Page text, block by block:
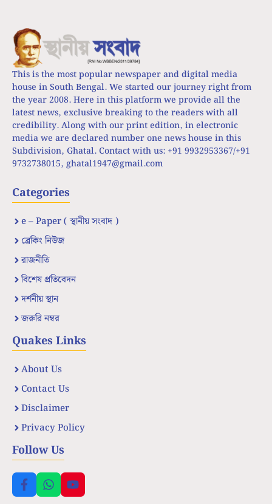
This is the most popular newspaper and digital media
house in South Bengal. We started our journey right from
the year 2008. Here in this platform we provide all the
latest news, exclusive breaking to the readers with all
credibility. Along with our print edition, in electronic
media we are declared number one news house in this
Subdivision, Ghatal. Contact with us: +91 9932953367/+91
9732738015, ghatal1947@gmail.com
Categories
e – Paper ( স্থানীয় সংবাদ )
ব্রেকিং নিউজ
রাজনীতি
বিশেষ প্রতিবেদন
দর্শনীয় স্থান
জরুরি নম্বর
Quakes Links
About Us
Contact Us
Disclaimer
Privacy Policy
Follow Us